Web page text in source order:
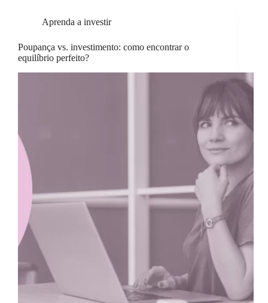
Aprenda a investir
Poupança vs. investimento: como encontrar o
equilíbrio perfeito?